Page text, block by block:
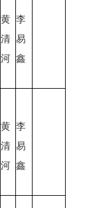
黄
清
河
李
易
鑫
黄
清
河
李
易
鑫